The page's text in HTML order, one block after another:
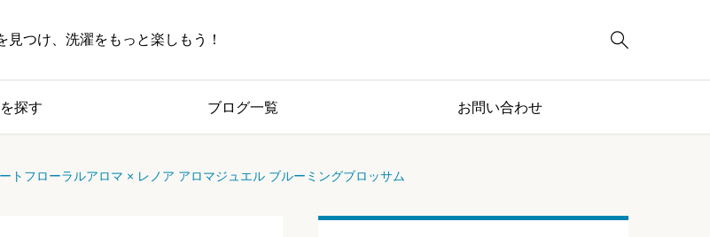
見つけ、洗濯をもっと楽しもう！ 
探す ブログ一覧 お問い合わせ
トフローラルアロマ × レノア アロマジュエル ブルーミングブロッサム